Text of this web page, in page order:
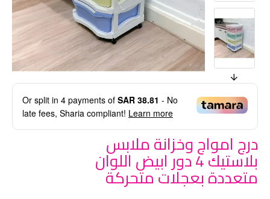
Or split in 4 payments of SAR 38.81 - No
late fees, Sharia compliant! Learn more
درج امواج وخزانة ملابس
بلاستيك 4 دور ابيض اللوان
متعددة بعجلات متحركة